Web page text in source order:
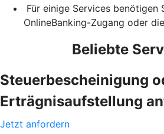
Für einige Services benötigen
OnlineBanking-Zugang oder
Beliebte
Steuerbescheinigung
Erträgnisaufstellung
Jetzt anfordern